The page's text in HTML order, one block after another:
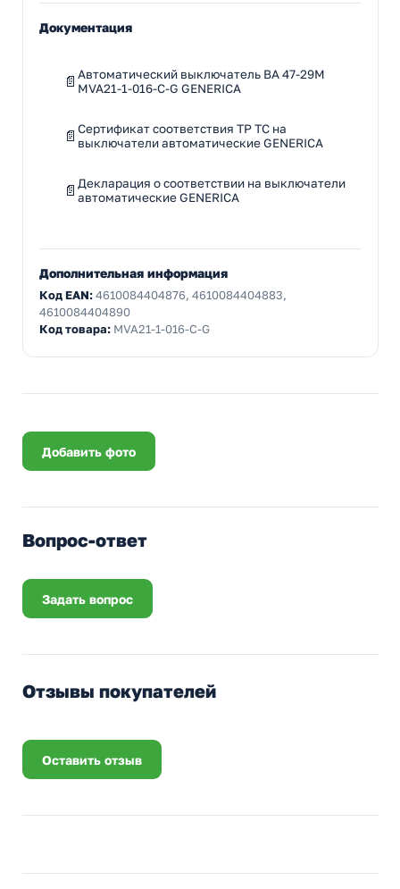
Документация
Автоматический выключатель ВА 47-29М
MVA21-1-016-C-G GENERICA
Сертификат соответствия ТР ТС на
выключатели автоматические GENERICA
Декларация о соответствии на выключатели
автоматические GENERICA
Дополнительная информация
Код EAN:4610084404876, 4610084404883,
4610084404890
Код товара: MVA21-1-016-C-G
Добавить фото
Вопрос-ответ
Задать вопрос
Отзывы покупателей
Оставить отзыв